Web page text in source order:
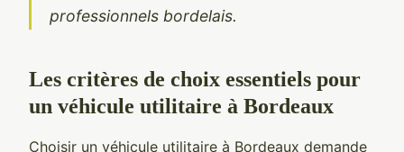
professionnels bordelais.
Les critères de choix essentiels pour
un véhicule utilitaire à Bordeaux
Choisir un véhicule utilitaire à Bordeaux demande